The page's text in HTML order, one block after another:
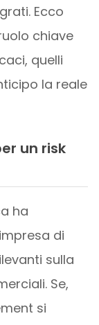
Ecco
chiave
quelli
la reale
un risk
ha
di
sulla
Se,
si